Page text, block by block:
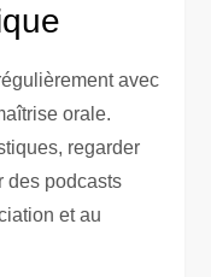
avec
orale.
regarder
des podcasts
et au